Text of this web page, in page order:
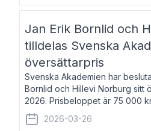
Jan Erik Bornlid och
tilldelas Svenska
översättarpris
Svenska Akademien har
Bornlid och Hillevi Norburg sitt
2026. Prisbeloppet är 75 000
Bornlid, född 1947, är
främst känd för sina översät
2026-03-26